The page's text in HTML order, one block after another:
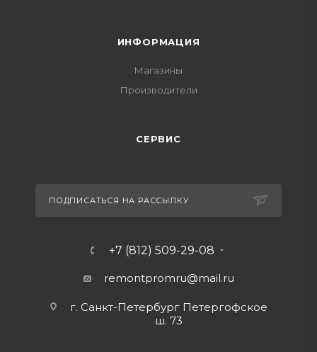
ИНФОРМАЦИЯ
Магазины
Производители
СЕРВИС
ПОДПИСАТЬСЯ НА РАССЫЛКУ
+7 (812) 509-29-08
remontpromru@mail.ru
г. Санкт-Петербург Петергофское
ш. 73